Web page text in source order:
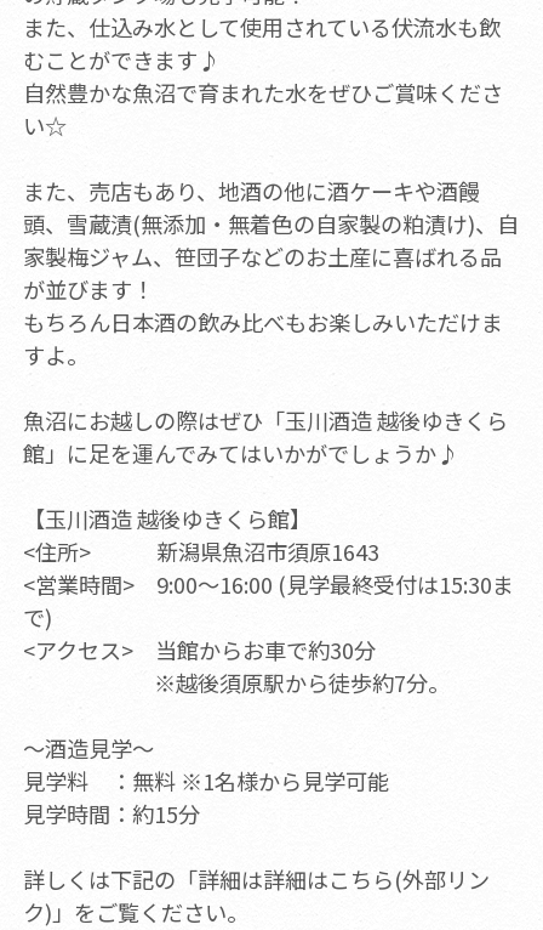
また、仕込み水として使用されている伏流水も飲
むことができます♪
自然豊かな魚沼で育まれた水をぜひご賞味くださ
い☆
また、売店もあり、地酒の他に酒ケーキや酒饅
頭、雪蔵漬(無添加・無着色の自家製の粕漬け)、自
家製梅ジャム、笹団子などのお土産に喜ばれる品
が並びます！
もちろん日本酒の飲み比べもお楽しみいただけま
すよ。
魚沼にお越しの際はぜひ「玉川酒造 越後ゆきくら
館」に足を運んでみてはいかがでしょうか♪
【玉川酒造 越後ゆきくら館】
<住所> 新潟県魚沼市須原1643
<営業時間> 9:00～16:00 (見学最終受付は15:30ま
で)
<アクセス> 当館からお車で約30分
※越後須原駅から徒歩約7分。
～酒造見学～
見学料 ：無料 ※1名様から見学可能
見学時間：約15分
詳しくは下記の「詳細は詳細はこちら(外部リン
ク)」をご覧ください。